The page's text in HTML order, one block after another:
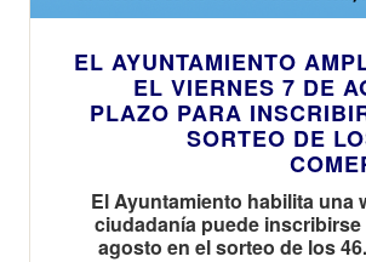
EL AYUNTAMIENTO
EL VIERNES 7 DE
PLAZO PARA
SORTEO DE
El Ayuntamiento habilita una
ciudadanía puede inscribirse
agosto en el sorteo de los